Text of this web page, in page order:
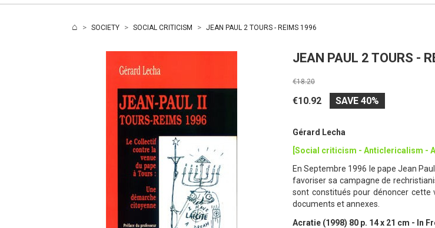
SOCIETY SOCIAL CRITICISM JEAN PAUL 2 TOURS - REIMS 1996
JEAN PAUL 2 TOURS -
€18.20
€10.92 SAVE 40%
Gérard Lecha
[Social criticism - Anticlericalism -
En Septembre 1996 le pape Jean
favoriser sa campagne de
sont constitués pour dénoncer cette
documents et annexes.
Acratie (1998) 80 p. 14 x 21 cm - In